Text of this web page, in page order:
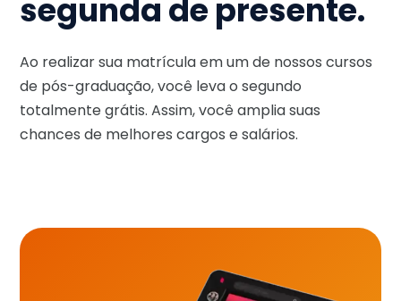
segunda de presente.
Ao realizar sua matrícula em um de nossos cursos
de pós-graduação, você leva o segundo
totalmente grátis. Assim, você amplia suas
chances de melhores cargos e salários.